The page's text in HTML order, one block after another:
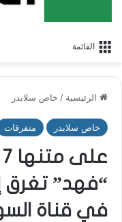
القائمة
الرئيسية / خاص سلايدر
خاص سلايدر متفرقات
“فهد” تغرق
في قناة